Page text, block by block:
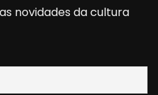
novidades da cultura